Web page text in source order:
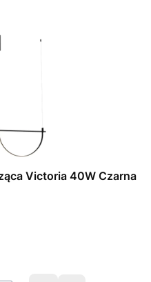
Victoria 40W Czarna